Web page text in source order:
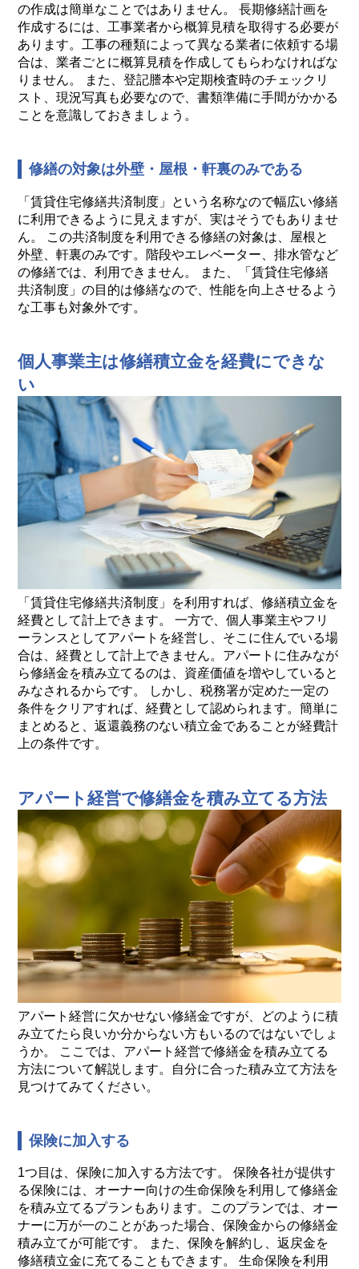
の作成は簡単なことではありません。 長期修繕計画を
作成するには、工事業者から概算見積を取得する必要が
あります。工事の種類によって異なる業者に依頼する場
合は、業者ごとに概算見積を作成してもらわなければな
りません。 また、登記謄本や定期検査時のチェックリ
スト、現況写真も必要なので、書類準備に手間がかかる
ことを意識しておきましょう。
修繕の対象は外壁・屋根・軒裏のみである
「賃貸住宅修繕共済制度」という名称なので幅広い修繕
に利用できるように見えますが、実はそうでもありませ
ん。 この共済制度を利用できる修繕の対象は、屋根と
外壁、軒裏のみです。階段やエレベーター、排水管など
の修繕では、利用できません。 また、「賃貸住宅修繕
共済制度」の目的は修繕なので、性能を向上させるよう
な工事も対象外です。
個人事業主は修繕積立金を経費にできな
い
「賃貸住宅修繕共済制度」を利用すれば、修繕積立金を
経費として計上できます。 一方で、個人事業主やフリ
ーランスとしてアパートを経営し、そこに住んでいる場
合は、経費として計上できません。アパートに住みなが
ら修繕金を積み立てるのは、資産価値を増やしていると
みなされるからです。 しかし、税務署が定めた一定の
条件をクリアすれば、経費として認められます。簡単に
まとめると、返還義務のない積立金であることが経費計
上の条件です。
アパート経営で修繕金を積み立てる方法
アパート経営に欠かせない修繕金ですが、どのように積
み立てたら良いか分からない方もいるのではないでしょ
うか。 ここでは、アパート経営で修繕金を積み立てる
方法について解説します。自分に合った積み立て方法を
見つけてみてください。
保険に加入する
1つ目は、保険に加入する方法です。 保険各社が提供す
る保険には、オーナー向けの生命保険を利用して修繕金
を積み立てるプランもあります。このプランでは、オー
ナーに万が一のことがあった場合、保険金からの修繕金
積み立てが可能です。 また、保険を解約し、返戻金を
修繕積立金に充てることもできます。 生命保険を利用